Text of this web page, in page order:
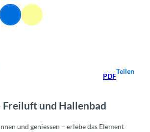
Menü
PDF
Teilen
Freiluft und Hallenbad
und geniessen – erlebe das Element